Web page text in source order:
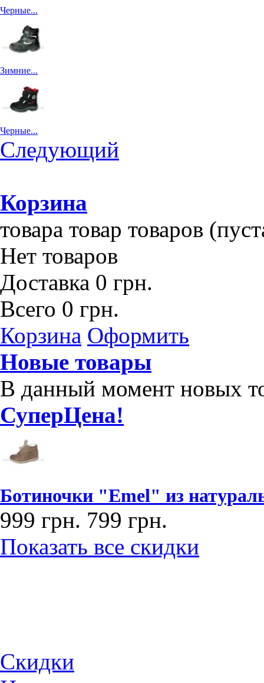
Черные...
Зимние...
Черные...
Следующий
Корзина
товара товар товаров
Нет товаров
Доставка 0 грн.
Всего 0 грн.
Корзина Оформить
Новые товары
В данный момент новых
СуперЦена!
Ботиночки "Emel" из
999 грн. 799 грн.
Показать все скидки
Скидки